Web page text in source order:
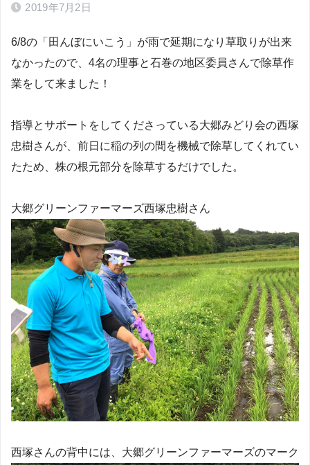
2019年7月2日
6/8の「田んぼにいこう」が雨で延期になり草取りが出来
なかったので、4名の理事と石巻の地区委員さんで除草作
業をして来ました！
指導とサポートをしてくださっている大郷みどり会の西塚
忠樹さんが、前日に稲の列の間を機械で除草してくれてい
たため、株の根元部分を除草するだけでした。
大郷グリーンファーマーズ西塚忠樹さん
西塚さんの背中には、大郷グリーンファーマーズのマーク